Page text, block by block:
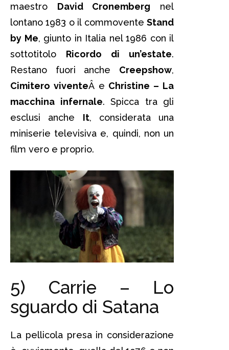
maestro David Cronemberg nel
lontano 1983 o il commovente Stand
by Me, giunto in Italia nel 1986 con il
sottotitolo Ricordo di un’estate.
Restano fuori anche Creepshow,
Cimitero viventeÂ e Christine – La
macchina infernale. Spicca tra gli
esclusi anche It, considerata una
miniserie televisiva e, quindi, non un
film vero e proprio.
5) Carrie – Lo
sguardo di Satana
La pellicola presa in considerazione